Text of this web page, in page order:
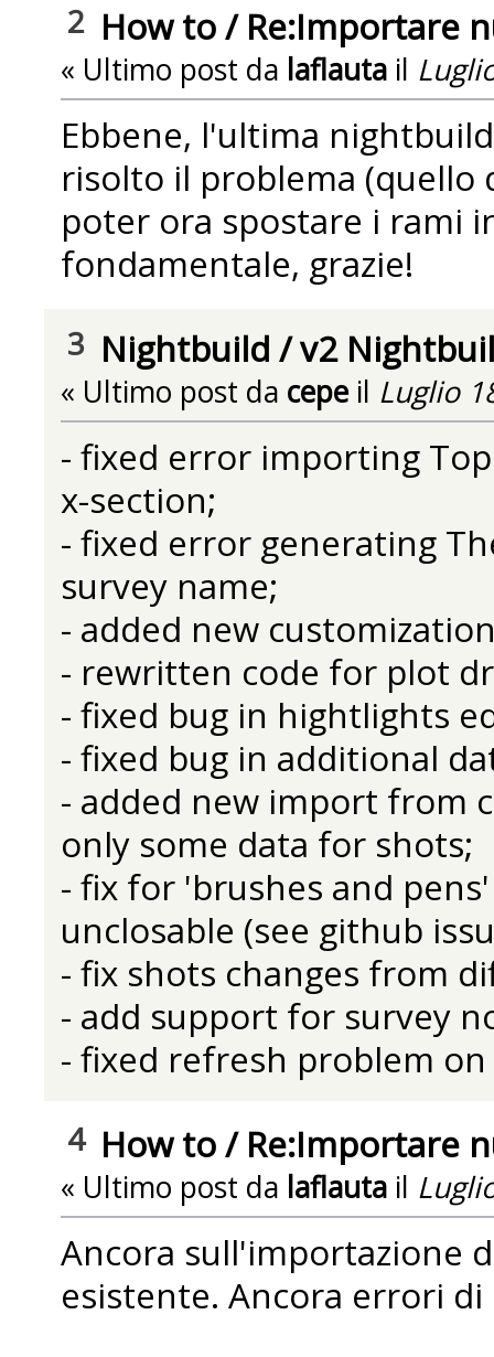
2 How to/ Re:Importare
« Ultimo post da laflauta il
Ebbene, l'ultima
risolto il problema
poter ora spostare i rami
fondamentale, grazie!
3 Nightbuild /v2
« Ultimo post da cepe il Luglio
- fixed error importing
x-section;
- fixed error generating
survey name;
- added new
- rewritten code for plot
- fixed bug in hightlights
- fixed bug in additional
- added new import from
only some data for shots;
- fix for 'brushes and
unclosable (see github
- fix shots changes from
- add support for survey
- fixed refresh problem
4 How to/ Re:Importare
« Ultimo post da laflauta il
Ancora sull'importazione
esistente. Ancora errori